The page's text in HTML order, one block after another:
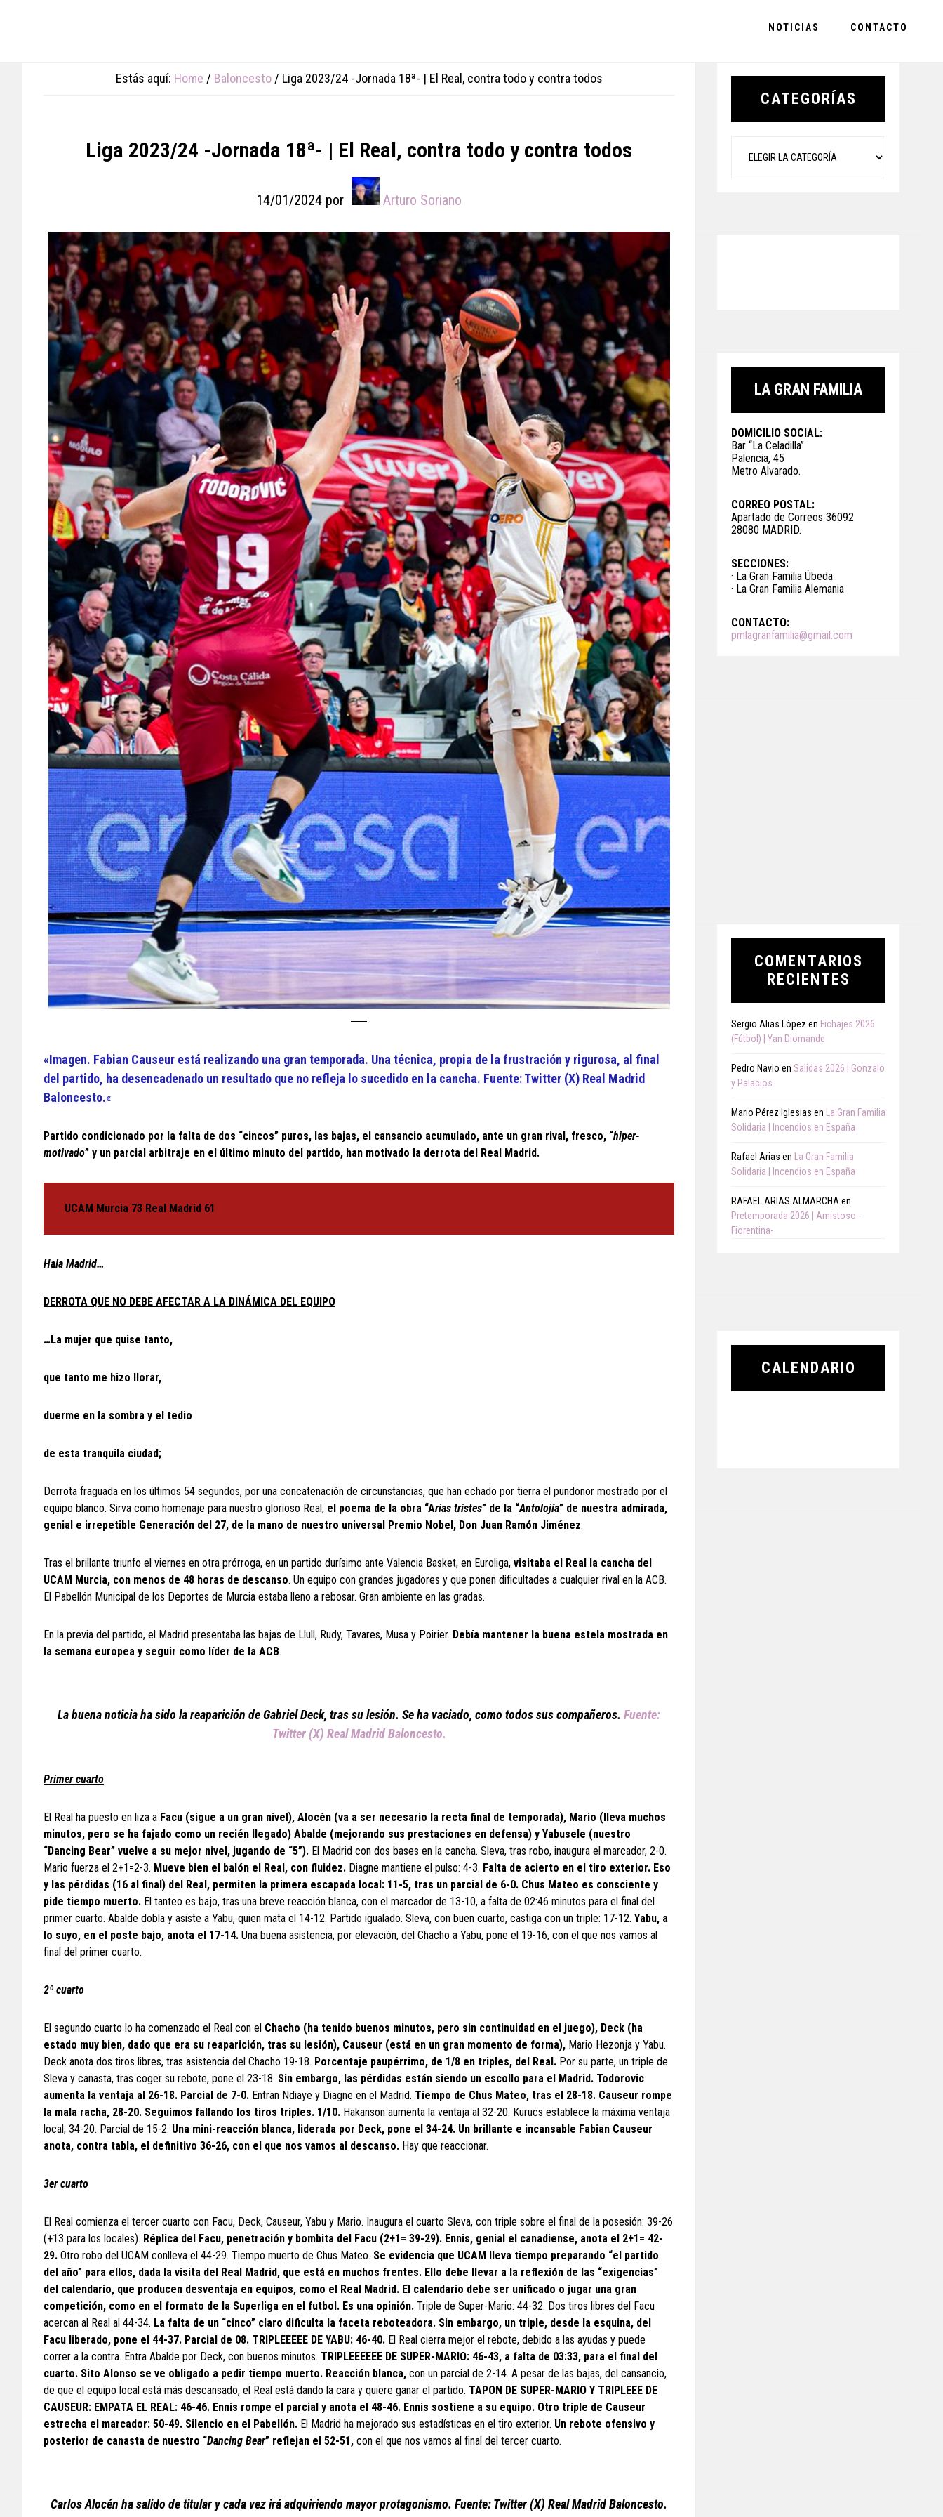
NOTICIAS CONTACTO
Estás aquí: Home / Baloncesto / Liga 2023/24 -Jornada 18ª- | El Real, contra todo y contra todos
Liga 2023/24 -Jornada 18ª- | El Real, contra todo y contra todos
14/01/2024 por Arturo Soriano
«Imagen. Fabian Causeur está realizando una gran temporada. Una técnica, propia de la frustración y rigurosa, al final
del partido, ha desencadenado un resultado que no refleja lo sucedido en la cancha. Fuente: Twitter (X) Real Madrid
Baloncesto.«
Partido condicionado por la falta de dos “cincos” puros, las bajas, el cansancio acumulado, ante un gran rival, fresco, “hiper-
motivado” y un parcial arbitraje en el último minuto del partido, han motivado la derrota del Real Madrid.
UCAM Murcia 73 Real Madrid 61
Hala Madrid…
DERROTA QUE NO DEBE AFECTAR A LA DINÁMICA DEL EQUIPO
…La mujer que quise tanto,
que tanto me hizo llorar,
duerme en la sombra y el tedio
de esta tranquila ciudad;
Derrota fraguada en los últimos 54 segundos, por una concatenación de circunstancias, que han echado por tierra el pundonor mostrado por el
equipo blanco. Sirva como homenaje para nuestro glorioso Real, el poema de la obra “Arias tristes” de la “Antolojía” de nuestra admirada,
genial e irrepetible Generación del 27, de la mano de nuestro universal Premio Nobel, Don Juan Ramón Jiménez.
Tras el brillante triunfo el viernes en otra prórroga, en un partido durísimo ante Valencia Basket, en Euroliga, visitaba el Real la cancha del
UCAM Murcia, con menos de 48 horas de descanso. Un equipo con grandes jugadores y que ponen dificultades a cualquier rival en la ACB.
El Pabellón Municipal de los Deportes de Murcia estaba lleno a rebosar. Gran ambiente en las gradas.
En la previa del partido, el Madrid presentaba las bajas de Llull, Rudy, Tavares, Musa y Poirier. Debía mantener la buena estela mostrada en
la semana europea y seguir como líder de la ACB.
La buena noticia ha sido la reaparición de Gabriel Deck, tras su lesión. Se ha vaciado, como todos sus compañeros. Fuente:
Twitter (X) Real Madrid Baloncesto.
Primer cuarto
El Real ha puesto en liza a Facu (sigue a un gran nivel), Alocén (va a ser necesario la recta final de temporada), Mario (lleva muchos
minutos, pero se ha fajado como un recién llegado) Abalde (mejorando sus prestaciones en defensa) y Yabusele (nuestro
“Dancing Bear” vuelve a su mejor nivel, jugando de “5”). El Madrid con dos bases en la cancha. Sleva, tras robo, inaugura el marcador, 2-0.
Mario fuerza el 2+1=2-3. Mueve bien el balón el Real, con fluidez. Diagne mantiene el pulso: 4-3. Falta de acierto en el tiro exterior. Eso
y las pérdidas (16 al final) del Real, permiten la primera escapada local: 11-5, tras un parcial de 6-0. Chus Mateo es consciente y
pide tiempo muerto. El tanteo es bajo, tras una breve reacción blanca, con el marcador de 13-10, a falta de 02:46 minutos para el final del
primer cuarto. Abalde dobla y asiste a Yabu, quien mata el 14-12. Partido igualado. Sleva, con buen cuarto, castiga con un triple: 17-12. Yabu, a
lo suyo, en el poste bajo, anota el 17-14. Una buena asistencia, por elevación, del Chacho a Yabu, pone el 19-16, con el que nos vamos al
final del primer cuarto.
2º cuarto
El segundo cuarto lo ha comenzado el Real con el Chacho (ha tenido buenos minutos, pero sin continuidad en el juego), Deck (ha
estado muy bien, dado que era su reaparición, tras su lesión), Causeur (está en un gran momento de forma), Mario Hezonja y Yabu.
Deck anota dos tiros libres, tras asistencia del Chacho 19-18. Porcentaje paupérrimo, de 1/8 en triples, del Real. Por su parte, un triple de
Sleva y canasta, tras coger su rebote, pone el 23-18. Sin embargo, las pérdidas están siendo un escollo para el Madrid. Todorovic
aumenta la ventaja al 26-18. Parcial de 7-0. Entran Ndiaye y Diagne en el Madrid. Tiempo de Chus Mateo, tras el 28-18. Causeur rompe
la mala racha, 28-20. Seguimos fallando los tiros triples. 1/10. Hakanson aumenta la ventaja al 32-20. Kurucs establece la máxima ventaja
local, 34-20. Parcial de 15-2. Una mini-reacción blanca, liderada por Deck, pone el 34-24. Un brillante e incansable Fabian Causeur
anota, contra tabla, el definitivo 36-26, con el que nos vamos al descanso. Hay que reaccionar.
3er cuarto
El Real comienza el tercer cuarto con Facu, Deck, Causeur, Yabu y Mario. Inaugura el cuarto Sleva, con triple sobre el final de la posesión: 39-26
(+13 para los locales). Réplica del Facu, penetración y bombita del Facu (2+1= 39-29). Ennis, genial el canadiense, anota el 2+1= 42-
29. Otro robo del UCAM conlleva el 44-29. Tiempo muerto de Chus Mateo. Se evidencia que UCAM lleva tiempo preparando “el partido
del año” para ellos, dada la visita del Real Madrid, que está en muchos frentes. Ello debe llevar a la reflexión de las “exigencias”
del calendario, que producen desventaja en equipos, como el Real Madrid. El calendario debe ser unificado o jugar una gran
competición, como en el formato de la Superliga en el futbol. Es una opinión. Triple de Super-Mario: 44-32. Dos tiros libres del Facu
acercan al Real al 44-34. La falta de un “cinco” claro dificulta la faceta reboteadora. Sin embargo, un triple, desde la esquina, del
Facu liberado, pone el 44-37. Parcial de 08. TRIPLEEEEE DE YABU: 46-40. El Real cierra mejor el rebote, debido a las ayudas y puede
correr a la contra. Entra Abalde por Deck, con buenos minutos. TRIPLEEEEEE DE SUPER-MARIO: 46-43, a falta de 03:33, para el final del
cuarto. Sito Alonso se ve obligado a pedir tiempo muerto. Reacción blanca, con un parcial de 2-14. A pesar de las bajas, del cansancio,
de que el equipo local está más descansado, el Real está dando la cara y quiere ganar el partido. TAPON DE SUPER-MARIO Y TRIPLEEE DE
CAUSEUR: EMPATA EL REAL: 46-46. Ennis rompe el parcial y anota el 48-46. Ennis sostiene a su equipo. Otro triple de Causeur
estrecha el marcador: 50-49. Silencio en el Pabellón. El Madrid ha mejorado sus estadísticas en el tiro exterior. Un rebote ofensivo y
posterior de canasta de nuestro “Dancing Bear” reflejan el 52-51, con el que nos vamos al final del tercer cuarto.
Carlos Alocén ha salido de titular y cada vez irá adquiriendo mayor protagonismo. Fuente: Twitter (X) Real Madrid Baloncesto.
Primary
CATEGORÍAS
LA GRAN FAMILIA
DOMICILIO SOCIAL:
Bar “La Celadilla”
Palencia, 45
Metro Alvarado.
CORREO POSTAL:
Apartado de Correos 36092
28080 MADRID.
SECCIONES:
· La Gran Familia Úbeda
· La Gran Familia Alemania
CONTACTO:
pmlagranfamilia@gmail.com
COMENTARIOS
RECIENTES
Sergio Alias López en Fichajes 2026
(Fútbol) | Yan Diomande
Pedro Navio en Salidas 2026 | Gonzalo
y Palacios
Mario Pérez Iglesias en
La Gran Familia
Solidaria | Incendios en España
Rafael Arias en
La Gran Familia
Solidaria | Incendios en España
RAFAEL ARIAS ALMARCHA en
Pretemporada 2026 | Amistoso -
Fiorentina-
CALENDARIO